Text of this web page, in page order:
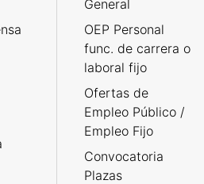
General
OEP Personal
func. de carrera o
laboral fijo
Ofertas de
Empleo Público /
Empleo Fijo
Convocatoria
Plazas